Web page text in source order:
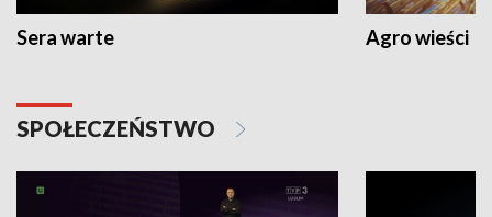
Sera warte Agro wieści
SPOŁECZEŃSTWO